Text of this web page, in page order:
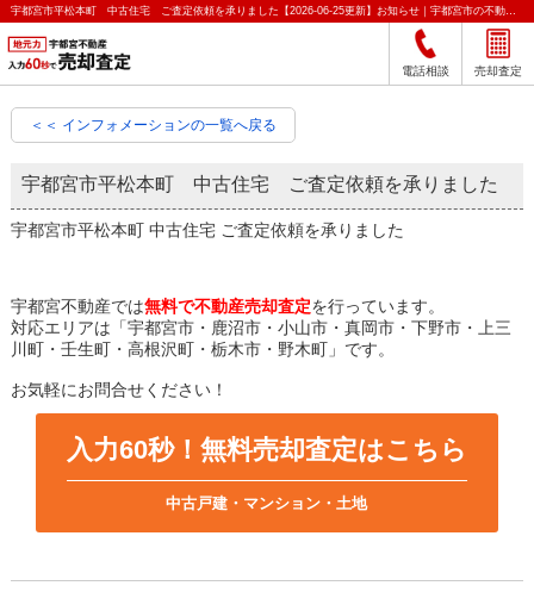
宇都宮市平松本町 中古住宅 ご査定依頼を承りました【2026-06-25更新】お知らせ｜宇都宮市の不動産をクイック売却査定｜宇都宮不動産
電話相談 売却査定
＜＜ インフォメーションの一覧へ戻る
宇都宮市平松本町 中古住宅 ご査定依頼を承りました
宇都宮市平松本町 中古住宅 ご査定依頼を承りました
宇都宮不動産では無料で不動産売却査定を行っています。
対応エリアは「宇都宮市・鹿沼市・小山市・真岡市・下野市・上三
川町・壬生町・高根沢町・栃木市・野木町」です。
お気軽にお問合せください！
入力60秒！無料売却査定はこちら
中古戸建・マンション・土地